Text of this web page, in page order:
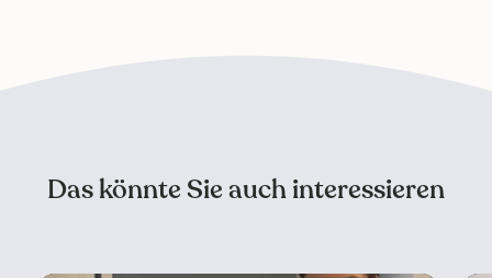
Das könnte Sie auch interessieren